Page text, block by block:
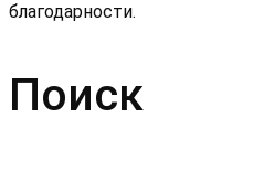
благодарности.
Поиск